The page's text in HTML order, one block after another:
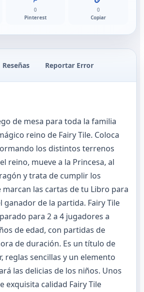
0
Pinterest
0
Copiar
Reseñas Reportar Error
de mesa para toda la familia
reino de Fairy Tile. Coloca
los distintos terrenos
reino, mueve a la Princesa, al
y trata de cumplir los
las cartas de tu Libro para
ganador de la partida. Fairy Tile
para 2 a 4 jugadores a
de edad, con partidas de
de duración. Es un título de
reglas sencillas y un elemento
las delicias de los niños. Unos
exquisita calidad Fairy Tile